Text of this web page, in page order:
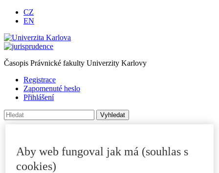
CZ
EN
Časopis Právnické fakulty Univerzity Karlovy
Registrace
Zapomenuté heslo
Přihlášení
Archiv
Pro autory
Autorské příspěvky
Aby web fungoval jak má (souhlas s
cookies)